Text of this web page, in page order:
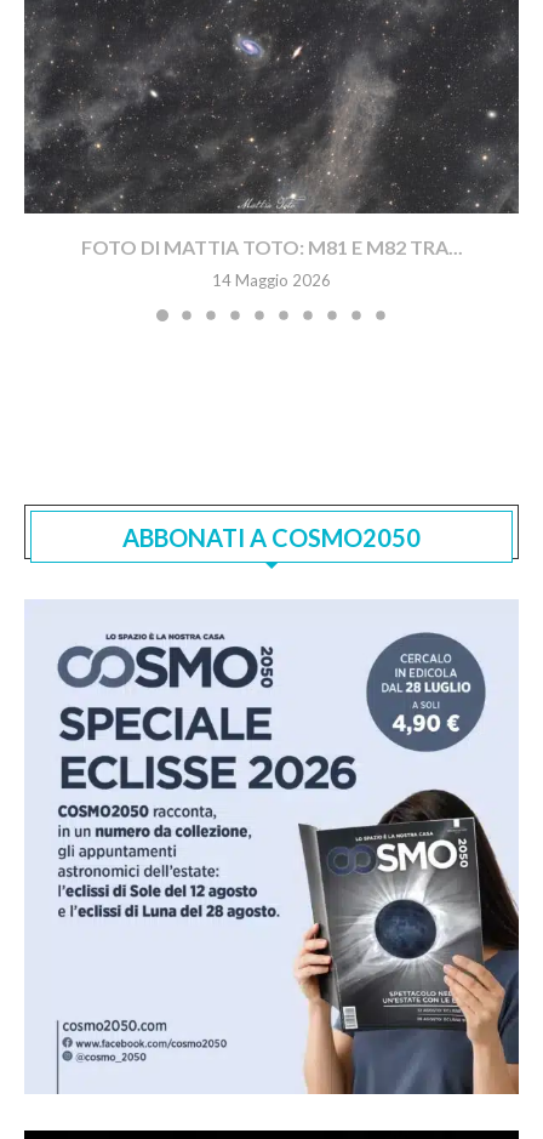
FOTO DI MATTIA TOTO: M81 E M82 TRA...
14 Maggio 2026
ABBONATI A COSMO2050